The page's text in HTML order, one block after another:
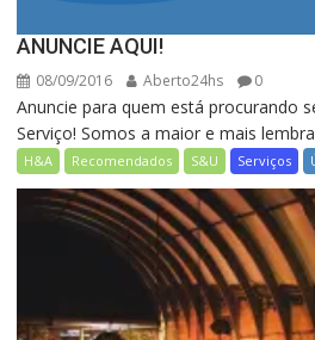
ANUNCIE AQUI!
08/09/2016 Aberto24hs 0
Anuncie para quem está procurando
Serviço! Somos a maior e mais
H&A Recomendados S&U Serviços